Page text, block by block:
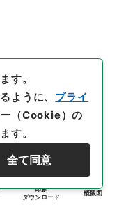
印刷
ダウンロード
概観図
す。
ように、 プライ
（Cookie）の
す。
全て同意